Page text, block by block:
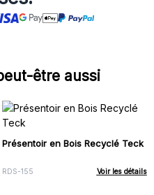
être aussi
Présentoir en Bois Recyclé Teck
RDS-155 Voir les détails